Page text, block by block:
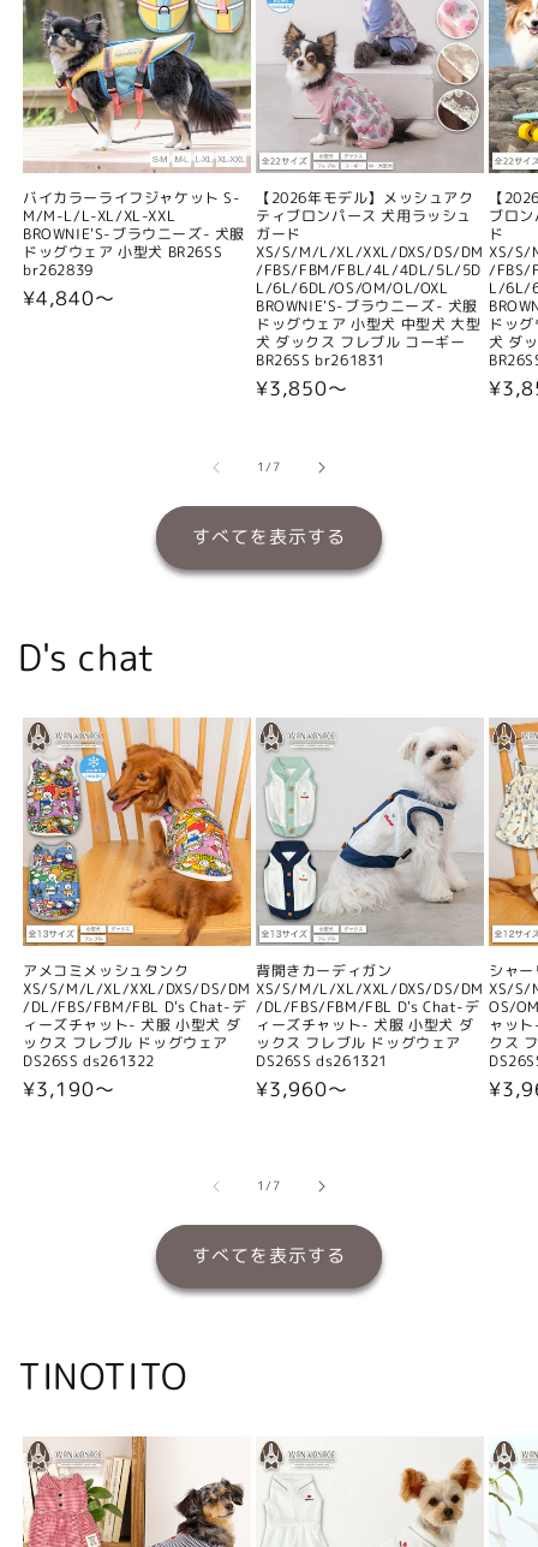
バイカラーライフジャケット S-
M/M-L/L-XL/XL-XXL
BROWNIE'S-ブラウニーズ- 犬服
ドッグウェア 小型犬 BR26SS
br262839
通
¥4,840〜
【2026年モデル】メッシュアク
ティブロンパース 犬用ラッシュ
ガード
XS/S/M/L/XL/XXL/DXS/DS/DM
/FBS/FBM/FBL/4L/4DL/5L/5D
L/6L/6DL/OS/OM/OL/OXL
BROWNIE'S-ブラウニーズ- 犬服
ドッグウェア 小型犬 中型犬 大型
犬 ダックス フレブル コーギー
BR26SS br261831
通
格
¥3,850〜
【
ブロ
ド
XS/S/
/FBS/
L/6L/
ドッ
犬 ダ
通
1/の
7
すべてを表示する
D's chat
アメコミメッシュタンク
XS/S/M/L/XL/XXL/DXS/DS/DM
/DL/FBS/FBM/FBL D's Chat-デ
ィーズチャット- 犬服 小型犬 ダ
ックス フレブル ドッグウェア
DS26SS ds261322
通
¥3,190〜
背開きカーディガン
XS/S/M/L/XL/XXL/DXS/DS/DM
/DL/FBS/FBM/FBL D's Chat-デ
ィーズチャット- 犬服 小型犬 ダ
ックス フレブル ドッグウェア
DS26SS ds261321
通
¥3,960〜
シャ
XS/
OS/
ャッ
クス
通
1/の
7
すべてを表示する
TINOTITO